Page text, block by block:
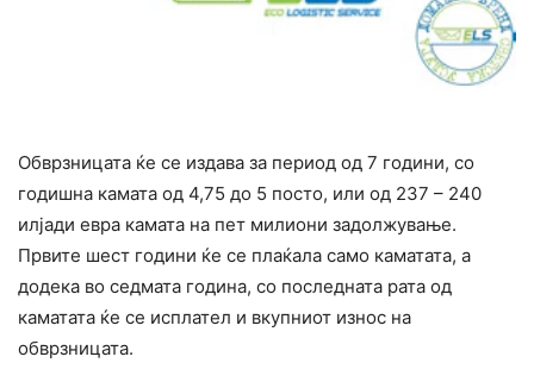
Обврзницата ќе се издава за период од 7 години, со
годишна камата од 4,75 до 5 посто, или од 237 – 240
илјади евра камата на пет милиони задолжување.
Првите шест години ќе се плаќала само каматата, а
додека во седмата година, со последната рата од
каматата ќе се исплател и вкупниот износ на
обврзницата.